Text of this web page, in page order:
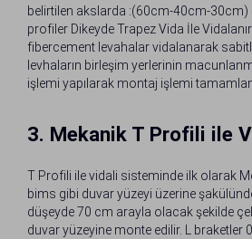
belirtilen akslarda :(60cm-40cm-30cm)
profiler Dikeyde Trapez Vida İle
fibercement levahalar vidalanarak
levhaların birleşim yerlerinin
işlemi yapılarak montaj işlemi
3. Mekanik T Profili ile
T Profili ile vidali sisteminde ilk olarak
bims gibi duvar yüzeyi üzerine
düşeyde 70 cm arayla olacak şekilde
duvar yüzeyine monte edilir. L braketler